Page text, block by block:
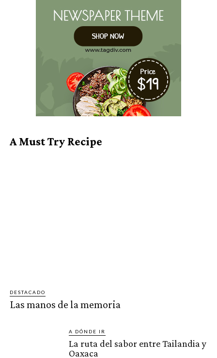
A Must Try Recipe
DESTACADO
Las manos de la memoria
A DÓNDE IR
La ruta del sabor entre Tailandia y
Oaxaca